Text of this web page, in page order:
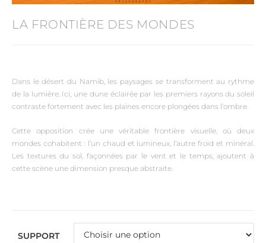
LA FRONTIÈRE DES MONDES
Dans le désert du Namib, les paysages se transforment au rythme
de la lumière. Ici, une dune éclairée par les premiers rayons du soleil
contraste fortement avec les plaines encore plongées dans l’ombre.
Cette opposition crée une véritable frontière visuelle, où deux
mondes cohabitent : l’un chaud et lumineux, l’autre froid et minéral.
Les textures du sol, façonnées par le vent et le temps, ajoutent à
cette scène une dimension presque abstraite.
SUPPORT